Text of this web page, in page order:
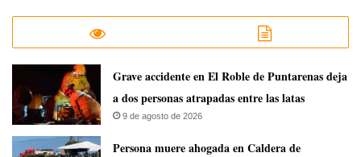
Grave accidente en El Roble de Puntarenas deja
a dos personas atrapadas entre las latas
9 de agosto de 2026
Persona muere ahogada en Caldera de